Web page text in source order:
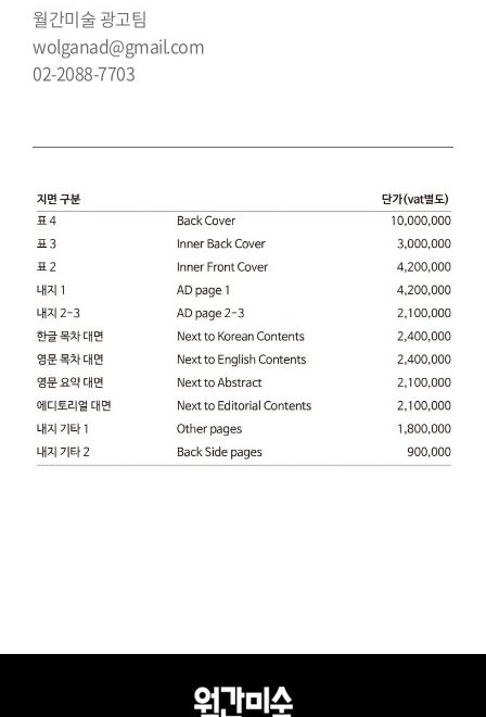
월간미술 광고팀
wolganad@gmail.com
02-2088-7703